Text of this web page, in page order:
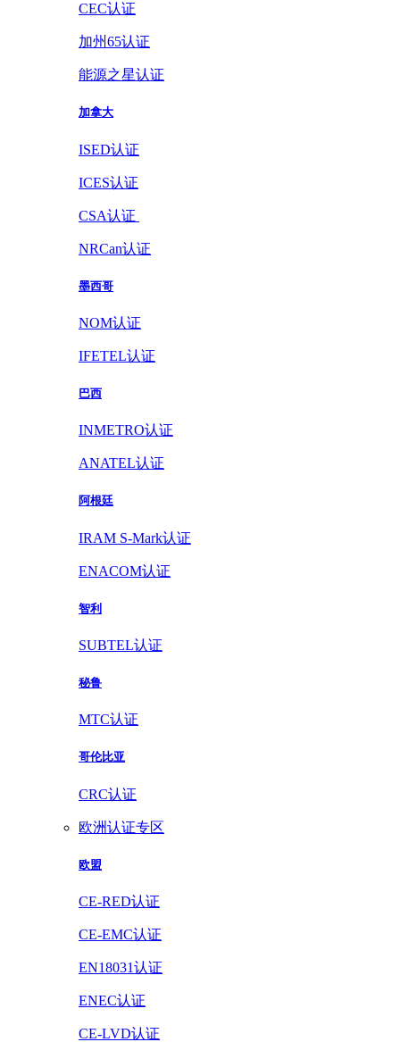
CEC认证
加州65认证
能源之星认证
加拿大
ISED认证
ICES认证
CSA认证
NRCan认证
墨西哥
NOM认证
IFETEL认证
巴西
INMETRO认证
ANATEL认证
阿根廷
IRAM S-Mark认证
ENACOM认证
智利
SUBTEL认证
秘鲁
MTC认证
哥伦比亚
CRC认证
欧洲认证专区
欧盟
CE-RED认证
CE-EMC认证
EN18031认证
ENEC认证
CE-LVD认证